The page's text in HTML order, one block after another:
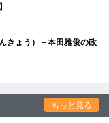
きょう）－本田雅俊の政
もっと見る